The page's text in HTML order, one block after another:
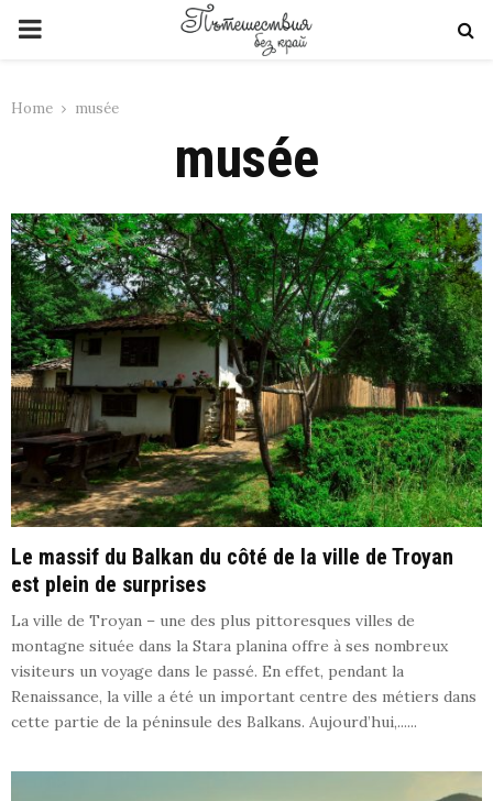
PRIMARY
Home musée
musée
Le massif du Balkan du côté de la ville de Troyan
est plein de surprises
La ville de Troyan – une des plus pittoresques villes de
montagne située dans la Stara planina offre à ses nombreux
visiteurs un voyage dans le passé. En effet, pendant la
Renaissance, la ville a été un important centre des métiers dans
cette partie de la péninsule des Balkans. Aujourd’hui,......